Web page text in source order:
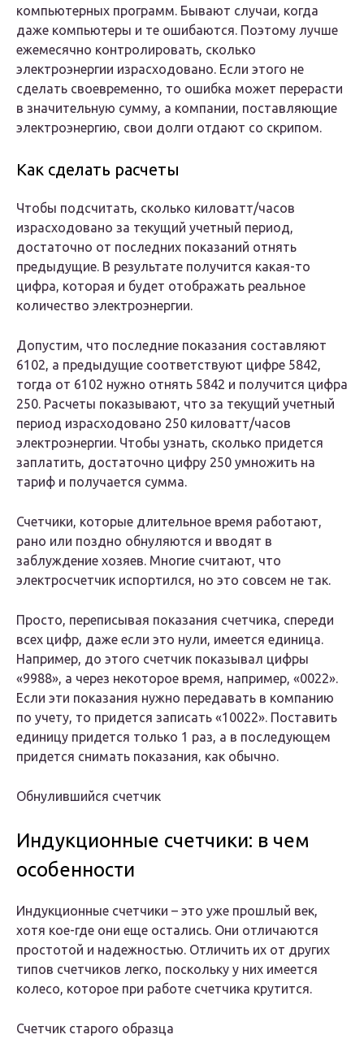
компьютерных программ. Бывают случаи, когда
даже компьютеры и те ошибаются. Поэтому лучше
ежемесячно контролировать, сколько
электроэнергии израсходовано. Если этого не
сделать своевременно, то ошибка может перерасти
в значительную сумму, а компании, поставляющие
электроэнергию, свои долги отдают со скрипом.
Как сделать расчеты
Чтобы подсчитать, сколько киловатт/часов
израсходовано за текущий учетный период,
достаточно от последних показаний отнять
предыдущие. В результате получится какая-то
цифра, которая и будет отображать реальное
количество электроэнергии.
Допустим, что последние показания составляют
6102, а предыдущие соответствуют цифре 5842,
тогда от 6102 нужно отнять 5842 и получится цифра
250. Расчеты показывают, что за текущий учетный
период израсходовано 250 киловатт/часов
электроэнергии. Чтобы узнать, сколько придется
заплатить, достаточно цифру 250 умножить на
тариф и получается сумма.
Счетчики, которые длительное время работают,
рано или поздно обнуляются и вводят в
заблуждение хозяев. Многие считают, что
электросчетчик испортился, но это совсем не так.
Просто, переписывая показания счетчика, спереди
всех цифр, даже если это нули, имеется единица.
Например, до этого счетчик показывал цифры
«9988», а через некоторое время, например, «0022».
Если эти показания нужно передавать в компанию
по учету, то придется записать «10022». Поставить
единицу придется только 1 раз, а в последующем
придется снимать показания, как обычно.
Обнулившийся счетчик
Индукционные счетчики: в чем
особенности
Индукционные счетчики – это уже прошлый век,
хотя кое-где они еще остались. Они отличаются
простотой и надежностью. Отличить их от других
типов счетчиков легко, поскольку у них имеется
колесо, которое при работе счетчика крутится.
Счетчик старого образца